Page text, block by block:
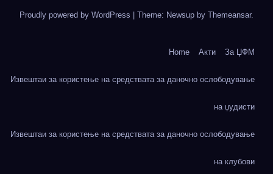
Proudly powered by WordPress Theme: Newsup by Themeansar.
Home Акти За ЏФМ
Извештаи за користење на средствата за даночно ослободување
на џудисти
Извештаи за користење на средствата за даночно ослободување
на клубови